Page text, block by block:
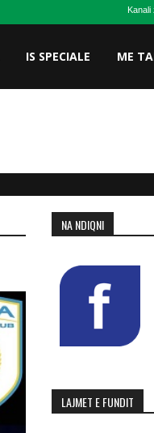
Kanali
IS SPECIALE ME
NA NDIQNI
LAJMET E FUNDIT